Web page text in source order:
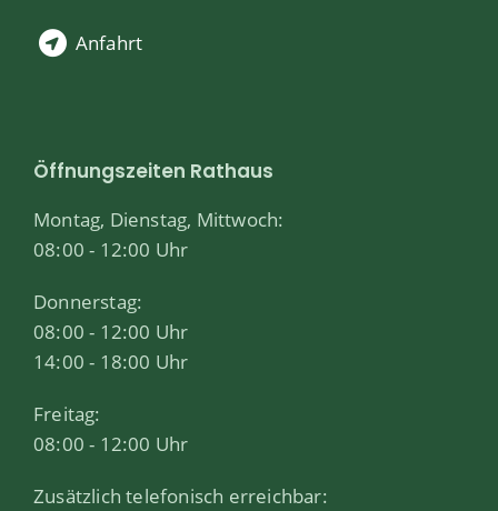
Anfahrt
Öffnungszeiten Rathaus
Montag, Dienstag, Mittwoch:
08:00 - 12:00 Uhr
Donnerstag:
08:00 - 12:00 Uhr
14:00 - 18:00 Uhr
Freitag:
08:00 - 12:00 Uhr
Zusätzlich telefonisch erreichbar: